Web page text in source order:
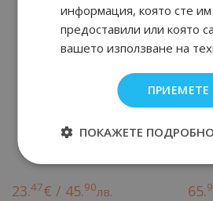
Афтършейв 75 мл
23.47€ / 45.90лв. 65.
информация, която сте им
предоставили или която
вашето използване на
ПОКАЖЕТЕ